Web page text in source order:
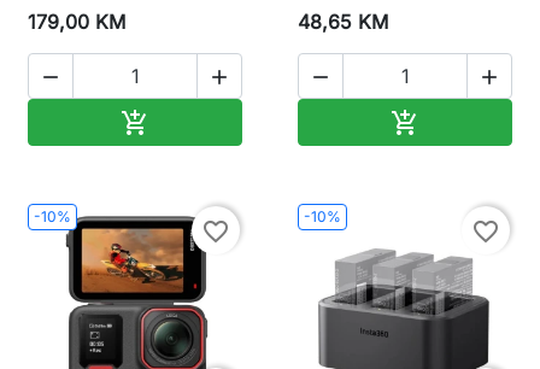
179,00 KM
 

48,65 KM
 

-10%
favorite_border
-10%
favorite_border